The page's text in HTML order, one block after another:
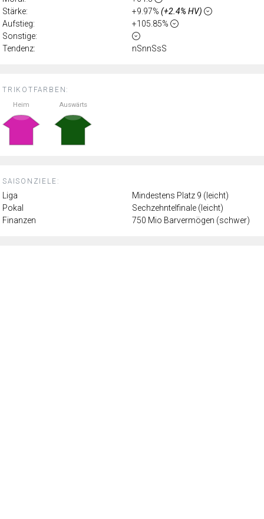
TRIKOTFARBEN:
Heim Auswärts
SAISONZIELE:
Liga
Mindestens Platz 9 (leicht)
Pokal
Sechzehntelfinale (leicht)
Finanzen
750 Mio Barvermögen (schwer)
Stärke:
+9.97% (+2.4% HV)
Aufstieg:
+105.85%
Sonstige:
Tendenz:
nSnnSsS